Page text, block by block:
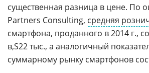
существенная разница в цене. По
Partners Consulting, средняя
смартфона, проданного в 2014 г.,
22 тыс., а аналогичный
суммарному рынку смартфонов